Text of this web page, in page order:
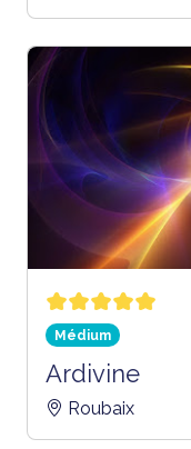
Médium
Ardivine
Roubaix